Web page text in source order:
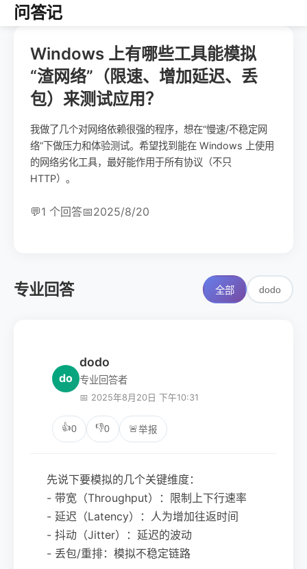
问答记
Windows 上有哪些工具能模拟
“渣网络”（限速、增加延迟、丢
包）来测试应用？
我做了几个对网络依赖很强的程序，想在“慢速/不稳定网
络”下做压力和体验测试。希望找到能在 Windows 上使用
的网络劣化工具，最好能作用于所有协议（不只
HTTP）。
💬1 个回答📅2025/8/20
专业回答 全部 dodo
do
dodo
专业回答者
📅 2025年8月20日 下午10:31
👍0 👎0 🚨举报
先说下要模拟的几个关键维度：
- 带宽（Throughput）：限制上下行速率
- 延迟（Latency）：人为增加往返时间
- 抖动（Jitter）：延迟的波动
- 丢包/重排：模拟不稳定链路